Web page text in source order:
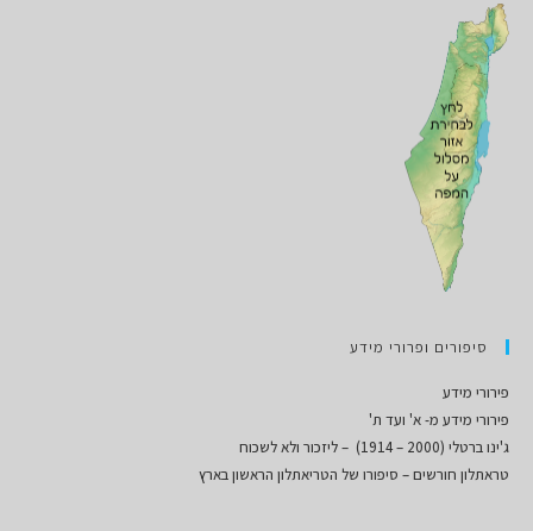
סיפורים ופרורי מידע
פירורי מידע
פירורי מידע מ- א' ועד ת'
ג'ינו ברטלי (2000 – 1914) – ליזכור ולא לשכוח
טראתלון חורשים – סיפורו של הטריאתלון הראשון בארץ